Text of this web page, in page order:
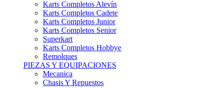
Karts Completos Junior
Karts Completos Senior
Superkart
Karts Completos Hobbye
Remolques
PIEZAS Y EQUIPACIONES
Mecanica
Chasis Y Repuestos
Frenos